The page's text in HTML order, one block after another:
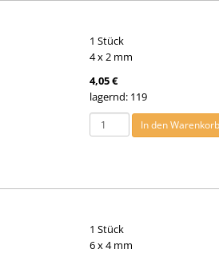
1 Stück
4 x 2 mm
4,05 €
lagernd: 119
In den
1 Stück
6 x 4 mm